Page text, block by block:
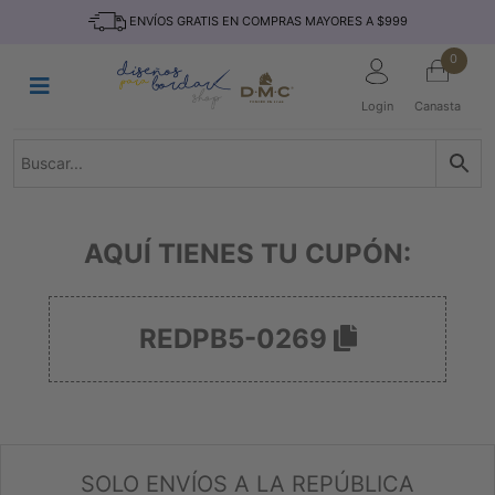
ENVÍOS GRATIS EN COMPRAS MAYORES A $999
Login
0
Canasta
TEJIDO
TEMÁTICO
MARCAS
NOVEDADES
CONTACTO
AQUÍ TIENES TU CUPÓN:
REDPB5-0269
SOLO ENVÍOS A LA REPÚBLICA